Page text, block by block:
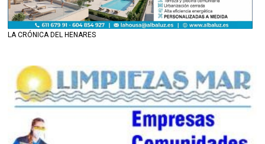
LA CRÓNICA DEL HENARES